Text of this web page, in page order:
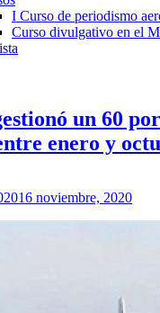
I Curso de periodismo
Curso divulgativo en el
un 60
enero y
16 noviembre, 2020